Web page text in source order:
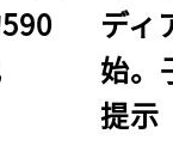
ディ
始。
提示